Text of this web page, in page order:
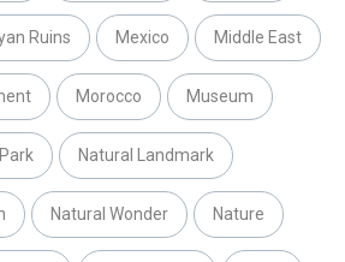
Ruins Mexico Middle East
Morocco Museum
Natural Landmark
Natural Wonder Nature